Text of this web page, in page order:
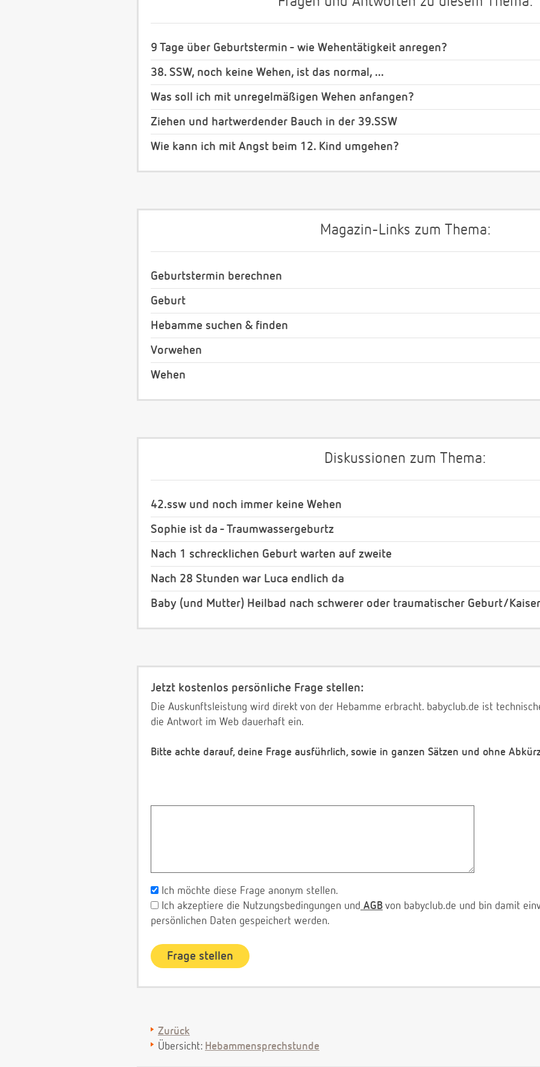
9 Tage über Geburtstermin - wie Wehentätigkeit anregen?
38. SSW, noch keine Wehen, ist das normal, ...
Was soll ich mit unregelmäßigen Wehen anfangen?
Ziehen und hartwerdender Bauch in der 39.SSW
Wie kann ich mit Angst beim 12. Kind umgehen?
Magazin-Links zum Thema:
Geburtstermin berechnen
Geburt
Hebamme suchen & finden
Vorwehen
Wehen
Diskussionen zum Thema:
42.ssw und noch immer keine Wehen
Sophie ist da - Traumwassergeburtz
Nach 1 schrecklichen Geburt warten auf zweite
Nach 28 Stunden war Luca endlich da
Baby (und Mutter) Heilbad nach schwerer oder traumatischer Geburt/
Jetzt kostenlos persönliche Frage stellen:
Die Auskunftsleistung wird direkt von der Hebamme erbracht. babyclub.de ist
die Antwort im Web dauerhaft ein.
Bitte achte darauf, deine Frage ausführlich, sowie in ganzen Sätzen und ohne
Ich möchte diese Frage anonym stellen.
Ich akzeptiere die Nutzungsbedingungen und AGB von babyclub.de und bin damit
persönlichen Daten gespeichert werden.
Zurück
Übersicht: Hebammensprechstunde